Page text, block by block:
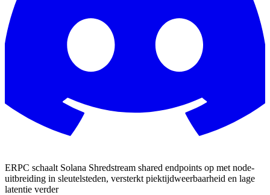
ERPC schaalt Solana Shredstream shared endpoints op met node-
uitbreiding in sleutelsteden, versterkt piektijdweerbaarheid en lage
latentie verder